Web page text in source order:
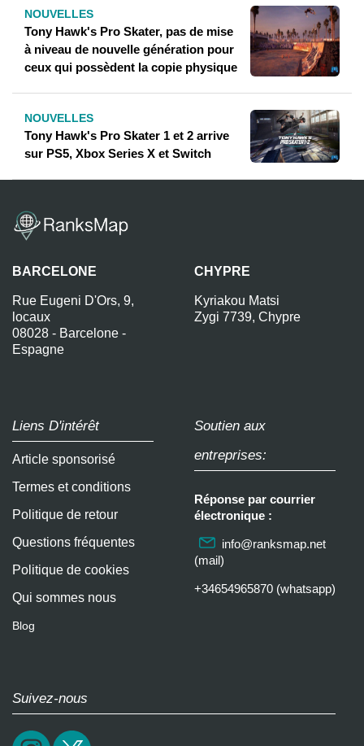
NOUVELLES
Tony Hawk's Pro Skater, pas de mise
à niveau de nouvelle génération pour
ceux qui possèdent la copie physique
NOUVELLES
Tony Hawk's Pro Skater 1 et 2 arrive
sur PS5, Xbox Series X et Switch
BARCELONE
Rue Eugeni D'Ors, 9,
locaux
08028 - Barcelone -
Espagne
CHYPRE
Kyriakou Matsi
Zygi 7739, Chypre
Liens D'intérêt
Article sponsorisé
Termes et conditions
Politique de retour
Questions fréquentes
Politique de cookies
Qui sommes nous
Blog
Soutien aux
entreprises:
Réponse par courrier
électronique :
info@ranksmap.net
(mail)
+34654965870 (whatsapp)
Suivez-nous